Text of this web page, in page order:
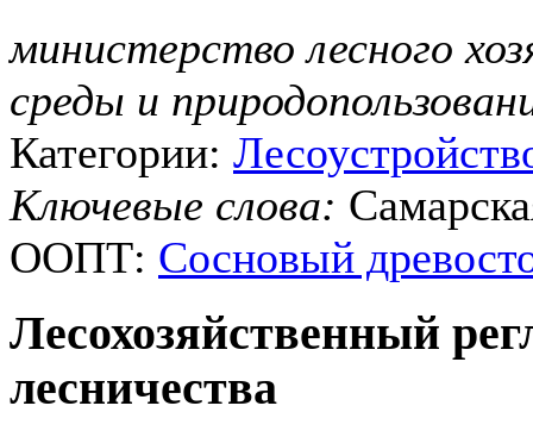
министерство лесного
среды и
Категории:
Ключевые слова:
ООПТ: Сосновый
Лесохозяйственный
лесничества